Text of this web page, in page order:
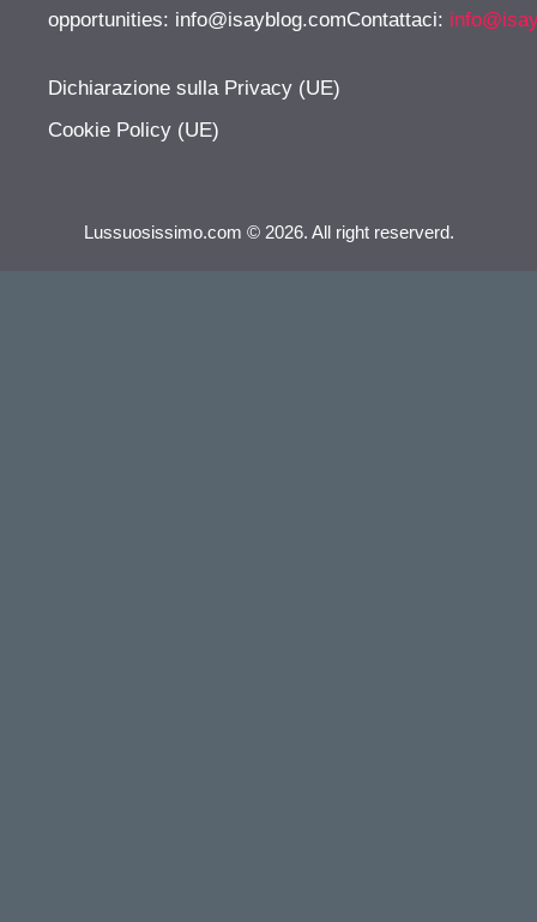
opportunities: info@isayblog.comContattaci:
Dichiarazione sulla Privacy (UE)
Cookie Policy (UE)
Lussuosissimo.com © 2026. All right reserverd.